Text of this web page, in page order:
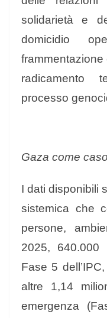
solidarietà e
domicidio
frammentazione
radicamento
processo
Gaza come
I dati disponibili
sistemica che
persone,
2025, 640.000
Fase 5
altre 1,14
emergenza